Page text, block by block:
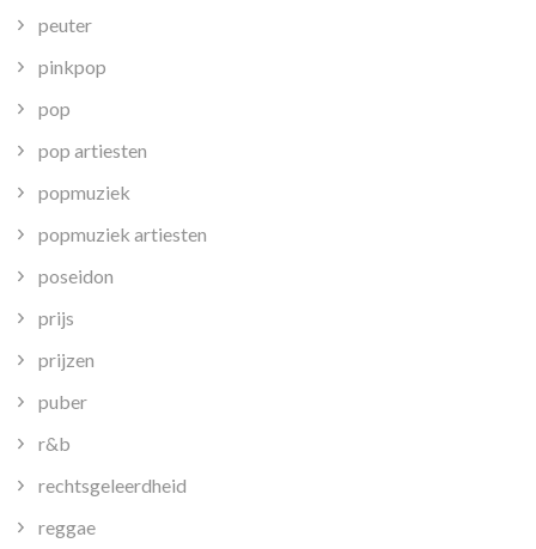
peuter
pinkpop
pop
pop artiesten
popmuziek
popmuziek artiesten
poseidon
prijs
prijzen
puber
r&b
rechtsgeleerdheid
reggae